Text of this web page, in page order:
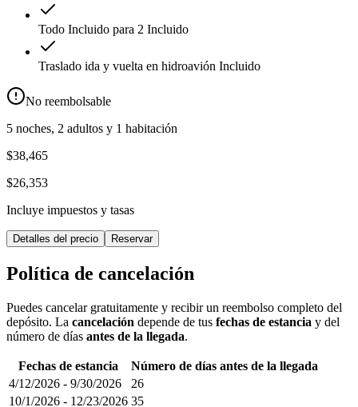
Todo Incluido para 2 Incluido
Traslado ida y vuelta en hidroavión Incluido
No reembolsable
5 noches, 2 adultos y 1 habitación
$38,465
$26,353
Incluye impuestos y tasas
Detalles del precio Reservar
Política de cancelación
Puedes cancelar gratuitamente y recibir un reembolso completo del
depósito. La cancelación depende de tus fechas de estancia y del
número de días antes de la llegada.
Fechas de estancia
Número de días antes de la llegada
4/12/2026 - 9/30/2026
26
10/1/2026 - 12/23/2026 35